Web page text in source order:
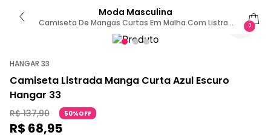
Moda Masculina
Camiseta De Mangas Curtas Em Malha Com Listras
XGG / Azul Escuro
0
HANGAR 33
Camiseta Listrada Manga Curta Azul Escuro
Hangar 33
R$ 137,90 50%OFF
R$ 68,95